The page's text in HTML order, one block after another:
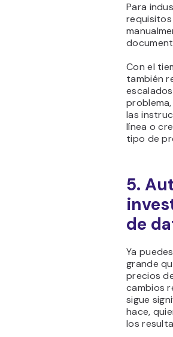
Para
Con el
también
las
línea o
tipo de
5.
de
Ya
grande
precios
cambios
sigue
hace,
los